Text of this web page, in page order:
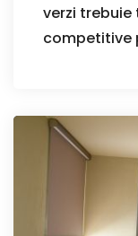
verzi
competitive